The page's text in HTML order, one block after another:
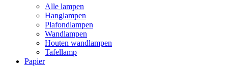
Alle lampen
Hanglampen
Plafondlampen
Wandlampen
Houten wandlampen
Tafellamp
Papier